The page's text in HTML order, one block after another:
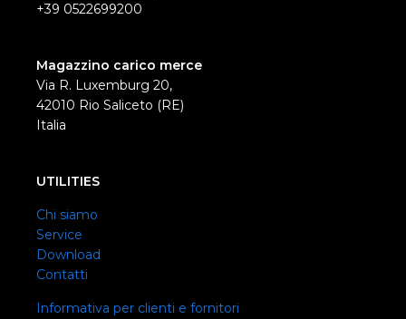
+39 0522699200
Magazzino carico merce
Via R. Luxemburg 20,
42010 Rio Saliceto (RE)
Italia
UTILITIES
Chi siamo
Service
Download
Contatti
Informativa per clienti e fornitori